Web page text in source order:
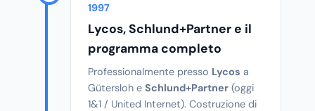
1997
Lycos, Schlund+Partner e il
programma completo
Professionalmente presso Lycos a
Gütersloh e Schlund+Partner (oggi
1&1 / United Internet). Costruzione di